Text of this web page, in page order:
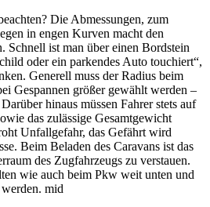
Die Abmessungen, zum
in engen Kurven macht den
Schnell ist man über einen Bordstein
oder ein parkendes Auto touchiert“,
Generell muss der Radius beim
Gespannen größer gewählt werden –
hinaus müssen Fahrer stets auf
das zulässige Gesamtgewicht
Unfallgefahr, das Gefährt wird
Beim Beladen des Caravans ist das
des Zugfahrzeugs zu verstauen.
wie auch beim Pkw weit unten und
mid